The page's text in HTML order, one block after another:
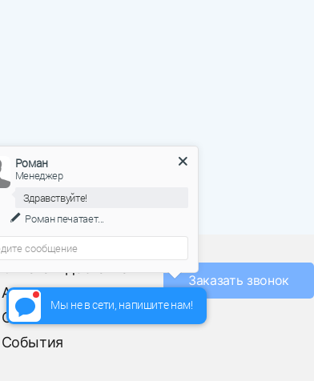
О фабрике
Акции
Отзывы
События
Заказать звонок
Мы не в сети, напишите нам!
Роман
Менеджер
Здравствуйте!
Романпечатает...